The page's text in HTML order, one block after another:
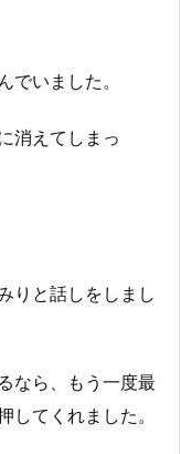
でいました。
消えてしまっ
りと話しをしまし
なら、もう一度最
てくれました。